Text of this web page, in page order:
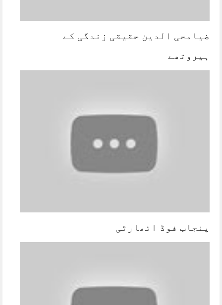
ضیامحی الدین حقیقی زندگی کے
ہیروتھے
پنجاب فوڈ اتھارٹی